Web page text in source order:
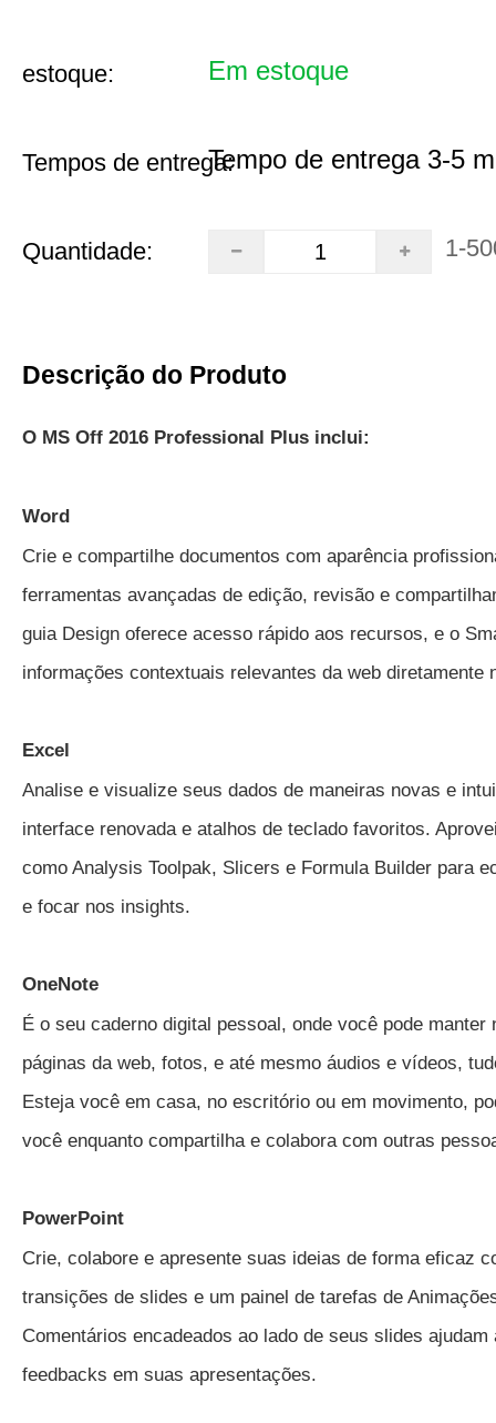
estoque: Em estoque
Tempos de entrega:Tempo de entrega 3-5
Quantidade: 1-
Descrição do Produto
O MS Off 2016 Professional Plus inclui:
Word
Crie e compartilhe documentos com aparência
ferramentas avançadas de edição, revisão e
guia Design oferece acesso rápido aos recursos, e o
informações contextuais relevantes da web diretamente
Excel
Analise e visualize seus dados de maneiras novas e
interface renovada e atalhos de teclado favoritos.
como Analysis Toolpak, Slicers e Formula Builder para
e focar nos insights.
OneNote
É o seu caderno digital pessoal, onde você pode manter
páginas da web, fotos, e até mesmo áudios e vídeos,
Esteja você em casa, no escritório ou em movimento,
você enquanto compartilha e colabora com outras
PowerPoint
Crie, colabore e apresente suas ideias de forma eficaz
transições de slides e um painel de tarefas de
Comentários encadeados ao lado de seus slides ajudam
feedbacks em suas apresentações.